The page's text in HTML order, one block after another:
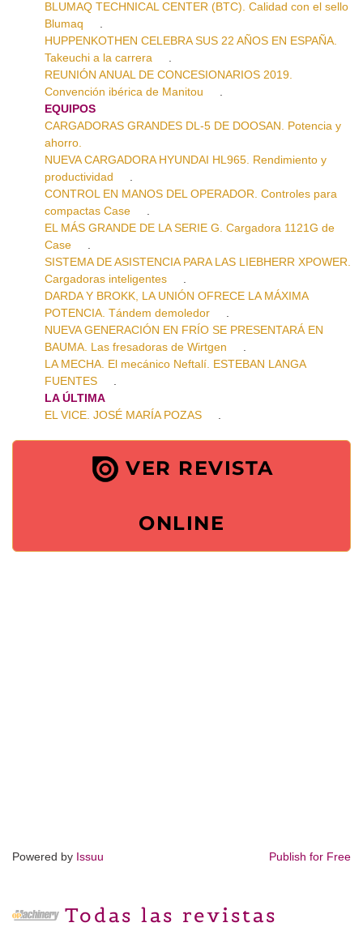
BLUMAQ TECHNICAL CENTER (BTC). Calidad con el sello
Blumaq
HUPPENKOTHEN CELEBRA SUS 22 AÑOS EN ESPAÑA.
Takeuchi a la carrera
REUNIÓN ANUAL DE CONCESIONARIOS 2019.
Convención ibérica de Manitou
EQUIPOS
CARGADORAS GRANDES DL-5 DE DOOSAN. Potencia y
ahorro.
NUEVA CARGADORA HYUNDAI HL965. Rendimiento y
productividad
CONTROL EN MANOS DEL OPERADOR. Controles para
compactas Case
EL MÁS GRANDE DE LA SERIE G. Cargadora 1121G de
Case
SISTEMA DE ASISTENCIA PARA LAS LIEBHERR XPOWER.
Cargadoras inteligentes
DARDA Y BROKK, LA UNIÓN OFRECE LA MÁXIMA
POTENCIA. Tándem demoledor
NUEVA GENERACIÓN EN FRÍO SE PRESENTARÁ EN
BAUMA. Las fresadoras de Wirtgen
LA MECHA. El mecánico Neftalí. ESTEBAN LANGA
FUENTES
LA ÚLTIMA
EL VICE. JOSÉ MARÍA POZAS
VER REVISTA
ONLINE
Powered by Issuu Publish for Free
Todas las revistas